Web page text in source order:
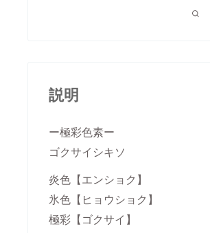
説明
ー極彩色素ー
ゴクサイシキソ
炎色【エンショク】
氷色【ヒョウショク】
極彩【ゴクサイ】